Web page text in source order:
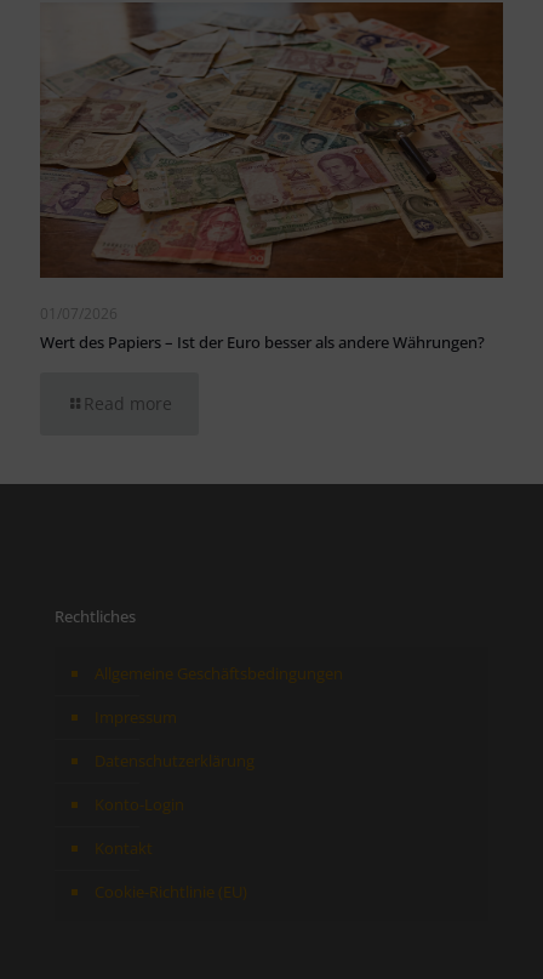
01/07/2026
Wert des Papiers – Ist der Euro besser als andere Währungen?
Read more
Rechtliches
Allgemeine Geschäftsbedingungen
Impressum
Datenschutzerklärung
Konto-Login
Kontakt
Cookie-Richtlinie (EU)